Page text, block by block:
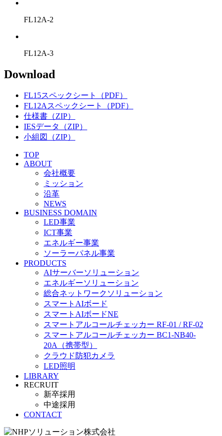
FL12A-2
FL12A-3
Download
FL15スペックシート（PDF）
FL12Aスペックシート（PDF）
仕様書（ZIP）
IESデータ（ZIP）
小組図（ZIP）
TOP
ABOUT
会社概要
ミッション
沿革
NEWS
BUSINESS DOMAIN
LED事業
ICT事業
エネルギー事業
ソーラーパネル事業
PRODUCTS
AIサーバーソリューション
エネルギーソリューション
総合ネットワークソリューション
スマートAIボード
スマートAIボードNE
スマートアルコールチェッカー RF-01 / RF-02
スマートアルコールチェッカー BC1-NB40-
20A（携帯型）
クラウド防犯カメラ
LED照明
LIBRARY
RECRUIT
新卒採用
中途採用
CONTACT